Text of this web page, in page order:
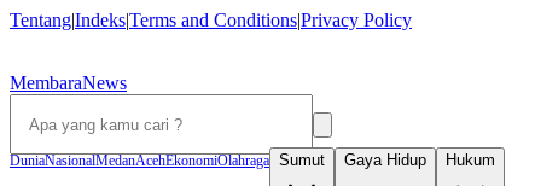
Tentang|Indeks|Terms and Conditions|Privacy Policy
MembaraNews
DuniaNasionalMedanAcehEkonomiOlahraga Sumut Gaya Hidup Hukum